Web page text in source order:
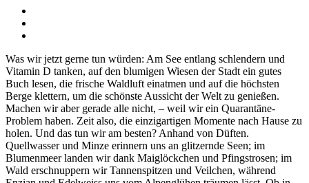
Was wir jetzt gerne tun würden: Am See entlang schlendern und
Vitamin D tanken, auf den blumigen Wiesen der Stadt ein gutes
Buch lesen, die frische Waldluft einatmen und auf die höchsten
Berge klettern, um die schönste Aussicht der Welt zu genießen.
Machen wir aber gerade alle nicht, – weil wir ein Quarantäne-
Problem haben. Zeit also, die einzigartigen Momente nach Hause zu
holen. Und das tun wir am besten? Anhand von Düften.
Quellwasser und Minze erinnern uns an glitzernde Seen; im
Blumenmeer landen wir dank Maiglöckchen und Pfingstrosen; im
Wald erschnuppern wir Tannenspitzen und Veilchen, während